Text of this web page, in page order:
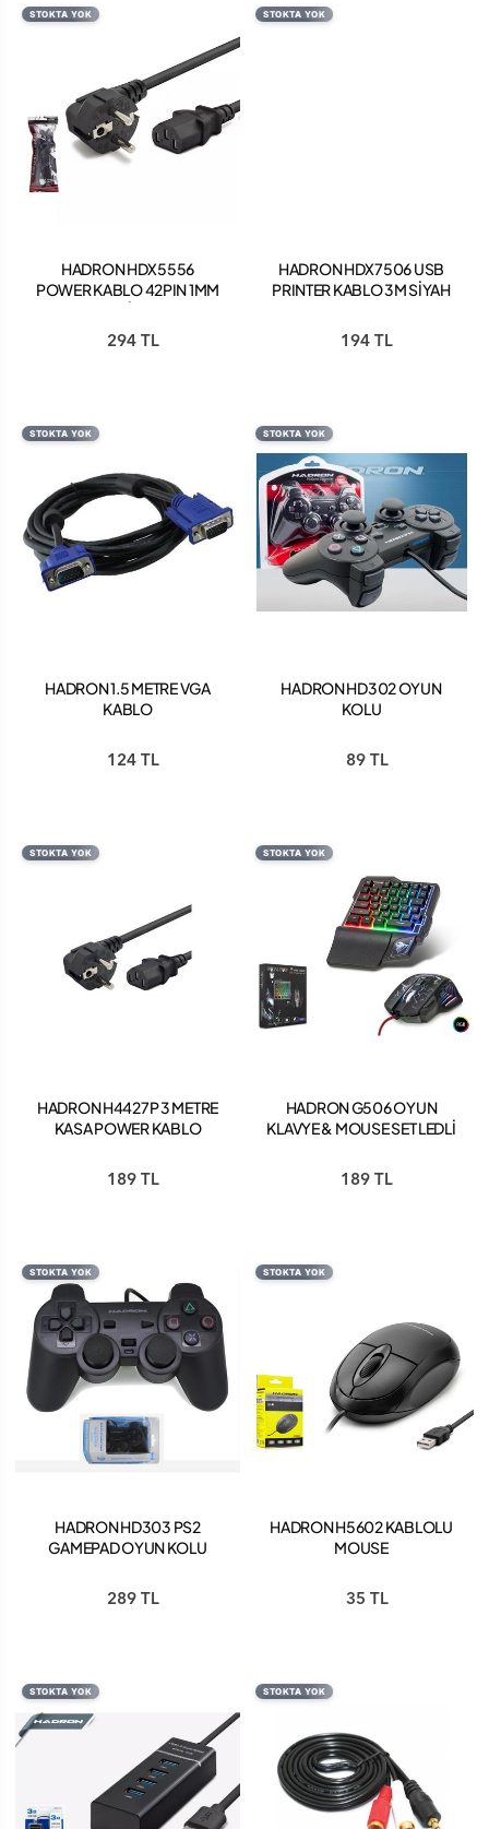
STOKTA YOK
HADRON HDX5556
POWER KABLO 42PIN 1MM
294 TL
STOKTA YOK
HADRON HDX7506 USB
PRINTER KABLO 3M SİYAH
194 TL
STOKTA YOK
HADRON 1.5 METRE VGA
KABLO
124 TL
STOKTA YOK
HADRON HD302 OYUN
KOLU
89 TL
STOKTA YOK
HADRON H4427P 3 METRE
KASA POWER KABLO
189 TL
STOKTA YOK
HADRON G506 OYUN
KLAVYE & MOUSE SET LEDLİ
189 TL
STOKTA YOK
HADRON HD303 PS2
GAMEPAD OYUN KOLU
289 TL
STOKTA YOK
HADRON H5602 KABLOLU
MOUSE
35 TL
STOKTA YOK STOKTA YOK